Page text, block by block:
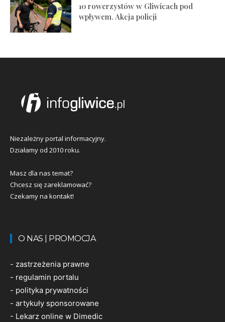
10 rowerzystów w Gliwicach pod
wpływem. Akcja policji
Niezależny portal informacyjny.
Działamy od 2010 roku.
Masz dla nas temat?
Chcesz się zareklamować?
Czekamy na kontakt!
O NAS | PROMOCJA
- zastrzeżenia prawne
- regulamin portalu
- polityka prywatności
- artykuły sponsorowane
- Lekarz online w Dimedic